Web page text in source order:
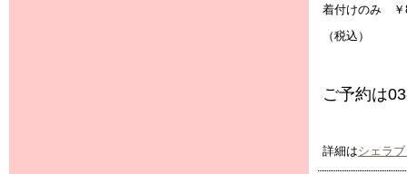
着付けのみ ￥
（税込）
ご予約は
詳細はシェラ